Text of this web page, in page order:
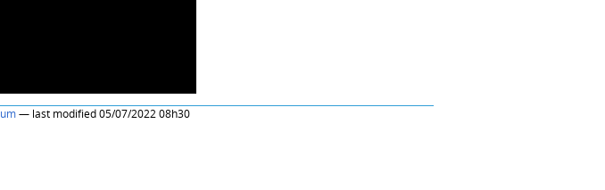
— last modified 05/07/2022 08h30